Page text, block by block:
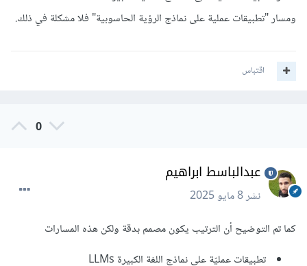
ومسار "تطبيقات عملية على نماذج الرؤية الحاسوبية" فلا مشكلة في ذلك.
اقتباس
0
عبدالباسط ابراهيم
نشر8 مايو 2025
كما تم التوضيح أن الترتيب يكون مصمم بدقة ولكن هذه المسارات
تطبيقات عمليّة على نماذج اللغة الكبيرة LLMs